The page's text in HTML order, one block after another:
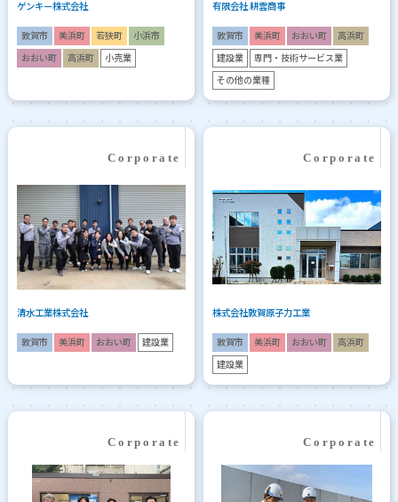
ゲンキー株式会社
敦賀市 美浜町 若狭町 小浜市
おおい町 高浜町 小売業
有限会社 耕雲商事
敦賀市 美浜町 おおい町 高浜町
建設業 専門・技術サービス業
その他の業種
清水工業株式会社
敦賀市 美浜町 おおい町 建設業
株式会社敦賀原子力工業
敦賀市 美浜町 おおい町 高浜町
建設業